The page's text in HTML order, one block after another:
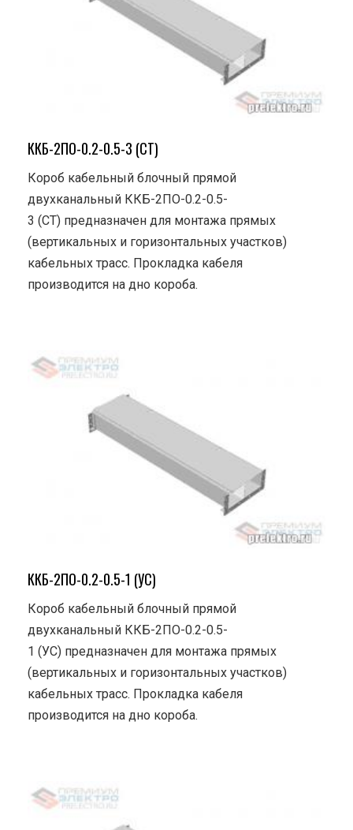
ККБ-2ПО-0.2-0.5-3 (СТ)
Короб кабельный блочный прямой
двухканальный ККБ-2ПО-0.2-0.5-
3 (СТ) предназначен для монтажа прямых
(вертикальных и горизонтальных участков)
кабельных трасс. Прокладка кабеля
производится на дно короба.
ККБ-2ПО-0.2-0.5-1 (УС)
Короб кабельный блочный прямой
двухканальный ККБ-2ПО-0.2-0.5-
1 (УС) предназначен для монтажа прямых
(вертикальных и горизонтальных участков)
кабельных трасс. Прокладка кабеля
производится на дно короба.